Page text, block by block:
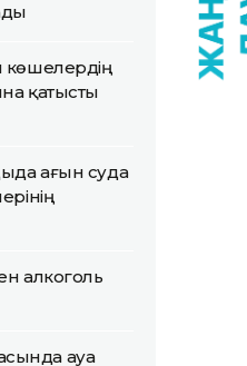
қатысты
ағын суда
алкоголь
ауа